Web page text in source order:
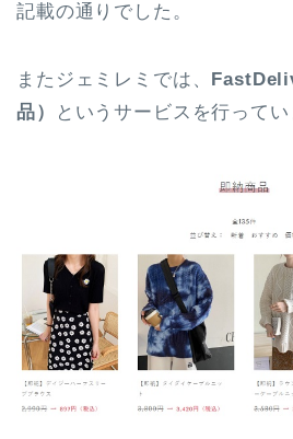
記載の通りでした。
またジェミレミでは、
品）
というサービスを行ってい